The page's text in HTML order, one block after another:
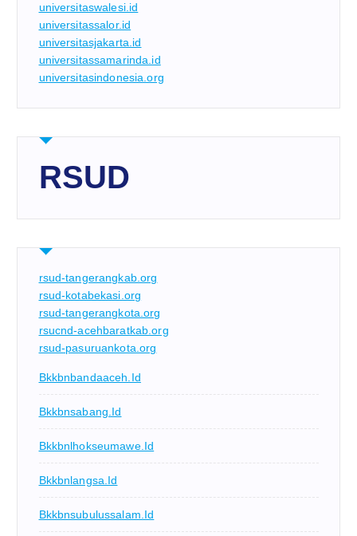
universitaswalesi.id
universitassalor.id
universitasjakarta.id
universitassamarinda.id
universitasindonesia.org
RSUD
rsud-tangerangkab.org
rsud-kotabekasi.org
rsud-tangerangkota.org
rsucnd-acehbaratkab.org
rsud-pasuruankota.org
Bkkbnbandaaceh.id
Bkkbnsabang.id
Bkkbnlhokseumawe.id
Bkkbnlangsa.id
Bkkbnsubulussalam.id